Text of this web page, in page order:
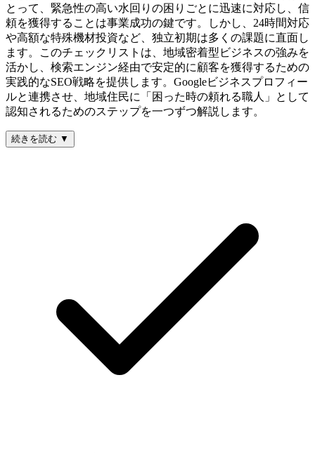
とって、緊急性の高い水回りの困りごとに迅速に対応し、信
頼を獲得することは事業成功の鍵です。しかし、24時間対応
や高額な特殊機材投資など、独立初期は多くの課題に直面し
ます。このチェックリストは、地域密着型ビジネスの強みを
活かし、検索エンジン経由で安定的に顧客を獲得するための
実践的なSEO戦略を提供します。Googleビジネスプロフィー
ルと連携させ、地域住民に「困った時の頼れる職人」として
認知されるためのステップを一つずつ解説します。
続きを読む ▼